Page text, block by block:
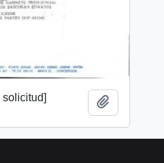
solicitud]